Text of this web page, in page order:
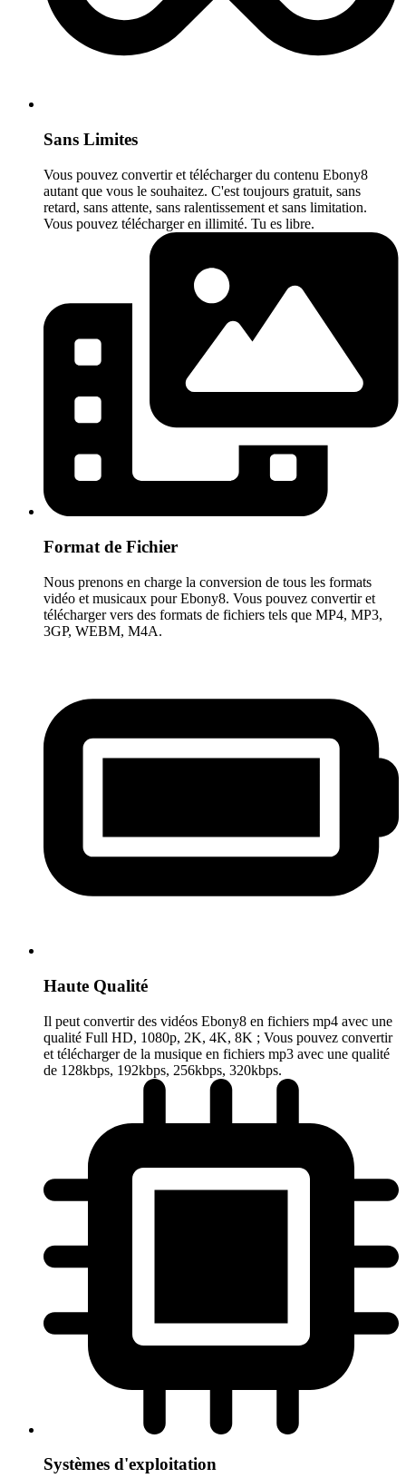
Sans Limites
Vous pouvez convertir et télécharger du contenu Ebony8
autant que vous le souhaitez. C'est toujours gratuit, sans
retard, sans attente, sans ralentissement et sans limitation.
Vous pouvez télécharger en illimité. Tu es libre.
Format de Fichier
Nous prenons en charge la conversion de tous les formats
vidéo et musicaux pour Ebony8. Vous pouvez convertir et
télécharger vers des formats de fichiers tels que MP4, MP3,
3GP, WEBM, M4A.
Haute Qualité
Il peut convertir des vidéos Ebony8 en fichiers mp4 avec une
qualité Full HD, 1080p, 2K, 4K, 8K ; Vous pouvez convertir
et télécharger de la musique en fichiers mp3 avec une qualité
de 128kbps, 192kbps, 256kbps, 320kbps.
Systèmes d'exploitation